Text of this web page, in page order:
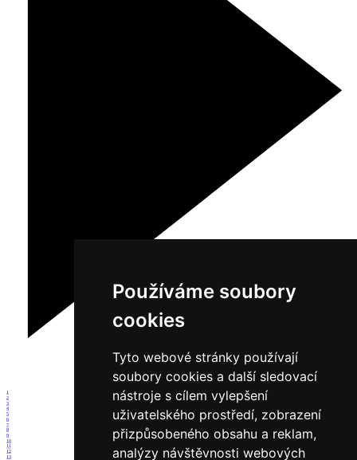
Používáme soubory
cookies
Tyto webové stránky používají
soubory cookies a další sledovací
nástroje s cílem vylepšení
uživatelského prostředí, zobrazení
přizpůsobeného obsahu a reklam,
analýzy návštěvnosti webových
1
2
3
4
5
6
7
8
9
10
11
12
13